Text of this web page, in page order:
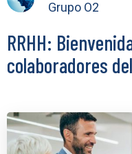
Grupo O2
RRHH:
colaboradores